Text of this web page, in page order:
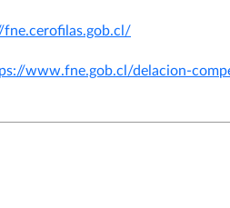
fne.cerofilas.gob.cl/
www.fne.gob.cl/delacion-